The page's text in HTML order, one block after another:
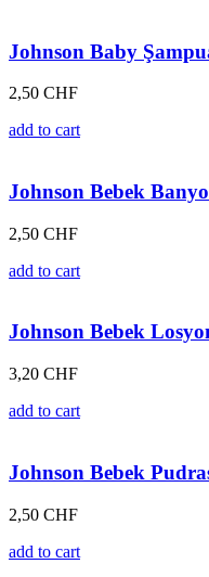
Johnson Baby
2,50 CHF
add to cart
Johnson Bebek
2,50 CHF
add to cart
Johnson Bebek
3,20 CHF
add to cart
Johnson Bebek
2,50 CHF
add to cart